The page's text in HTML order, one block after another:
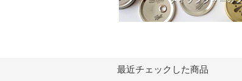
最近チェックした商品